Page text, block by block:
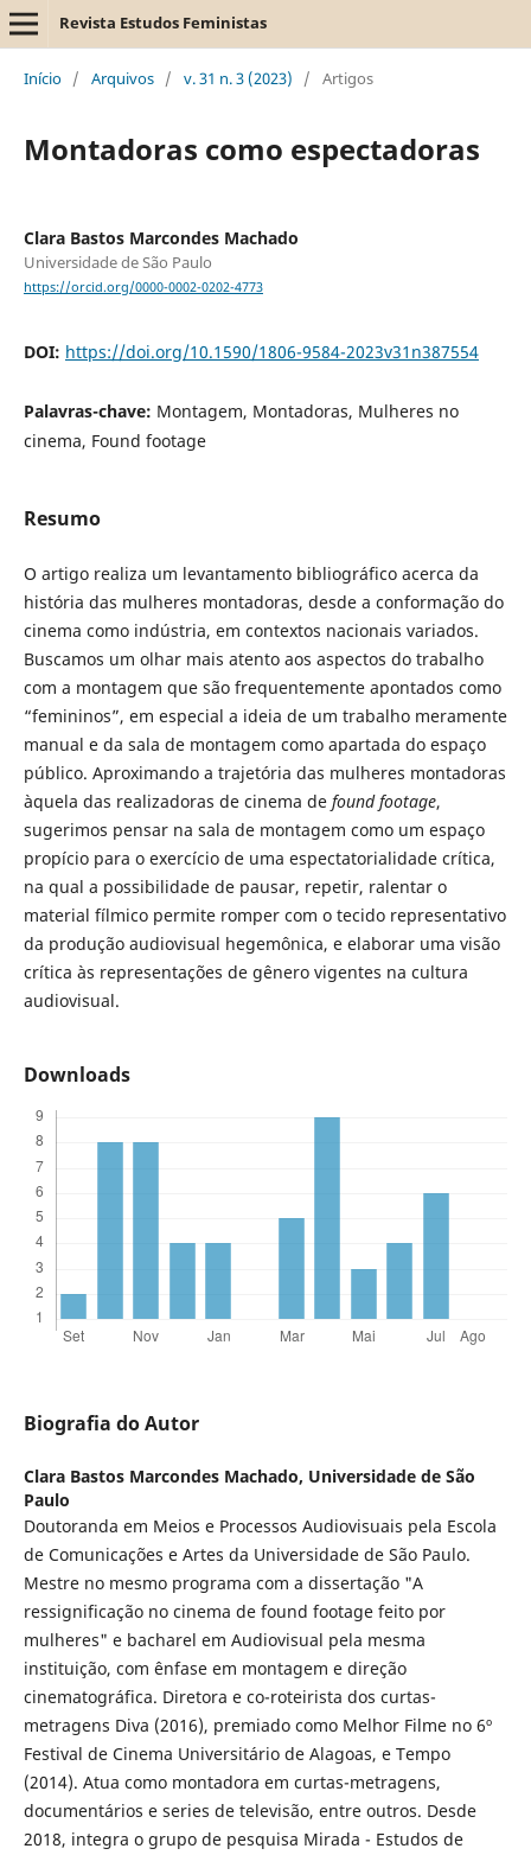
Revista Estudos Feministas
Início / Arquivos / v. 31 n. 3 (2023) / Artigos
Montadoras como espectadoras
Clara Bastos Marcondes Machado
Universidade de São Paulo
https://orcid.org/0000-0002-0202-4773
DOI: https://doi.org/10.1590/1806-9584-2023v31n387554
Palavras-chave: Montagem, Montadoras, Mulheres no
cinema, Found footage
Resumo
O artigo realiza um levantamento bibliográfico acerca da
história das mulheres montadoras, desde a conformação do
cinema como indústria, em contextos nacionais variados.
Buscamos um olhar mais atento aos aspectos do trabalho
com a montagem que são frequentemente apontados como
“femininos”, em especial a ideia de um trabalho meramente
manual e da sala de montagem como apartada do espaço
público. Aproximando a trajetória das mulheres montadoras
àquela das realizadoras de cinema de found footage,
sugerimos pensar na sala de montagem como um espaço
propício para o exercício de uma espectatorialidade crítica,
na qual a possibilidade de pausar, repetir, ralentar o
material fílmico permite romper com o tecido representativo
da produção audiovisual hegemônica, e elaborar uma visão
crítica às representações de gênero vigentes na cultura
audiovisual.
Downloads
Biografia do Autor
Clara Bastos Marcondes Machado, Universidade de São
Paulo
Doutoranda em Meios e Processos Audiovisuais pela Escola
de Comunicações e Artes da Universidade de São Paulo.
Mestre no mesmo programa com a dissertação "A
ressignificação no cinema de found footage feito por
mulheres" e bacharel em Audiovisual pela mesma
instituição, com ênfase em montagem e direção
cinematográfica. Diretora e co-roteirista dos curtas-
metragens Diva (2016), premiado como Melhor Filme no 6º
Festival de Cinema Universitário de Alagoas, e Tempo
(2014). Atua como montadora em curtas-metragens,
documentários e series de televisão, entre outros. Desde
2018, integra o grupo de pesquisa Mirada - Estudos de